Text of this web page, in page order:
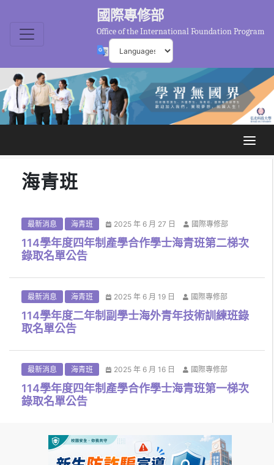
國際專修部
Office of the International Foundation Program
海青班
最新消息 海青班 2025 年 6 月 27 日 國際專修部
114學年度四年制產學合作學士海青班第二梯次
錄取名單公告
最新消息 海青班 2025 年 6 月 19 日 國際專修部
114學年度二年制副學士海外青年技術訓練班錄
取名單公告
最新消息 海青班 2025 年 6 月 16 日 國際專修部
114學年度四年制產學合作學士海青班第一梯次
錄取名單公告